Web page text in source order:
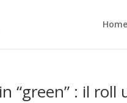
Home
“green” : il